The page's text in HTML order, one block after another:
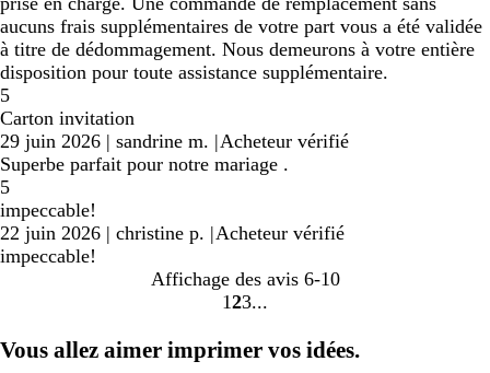
aucuns frais supplémentaires de votre part vous a été validée
à titre de dédommagement. Nous demeurons à votre entière
disposition pour toute assistance supplémentaire.
5
Carton invitation
29 juin 2026 | sandrine m. |Acheteur vérifié
Superbe parfait pour notre mariage .
5
impeccable!
22 juin 2026 | christine p. |Acheteur vérifié
impeccable!
Affichage des avis 6-10
Accéder
la
1 Accéder
la
2Accéder
la
3
Vous allez aimer imprimer vos idées.